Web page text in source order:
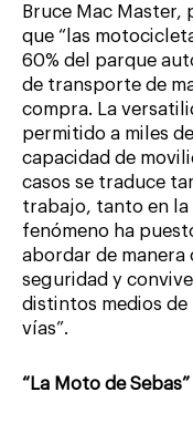
Bruce Mac Master,
que “las
60% del parque
de transporte de
compra. La
permitido a miles
capacidad de
casos se traduce
trabajo, tanto en la
fenómeno ha
abordar de manera
seguridad y
distintos medios
vías”.
“La Moto de Sebas”